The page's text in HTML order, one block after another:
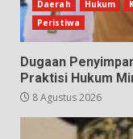
Daerah Hukum
Peristiwa
Dugaan
Praktisi Hukum
8 Agustus 2026